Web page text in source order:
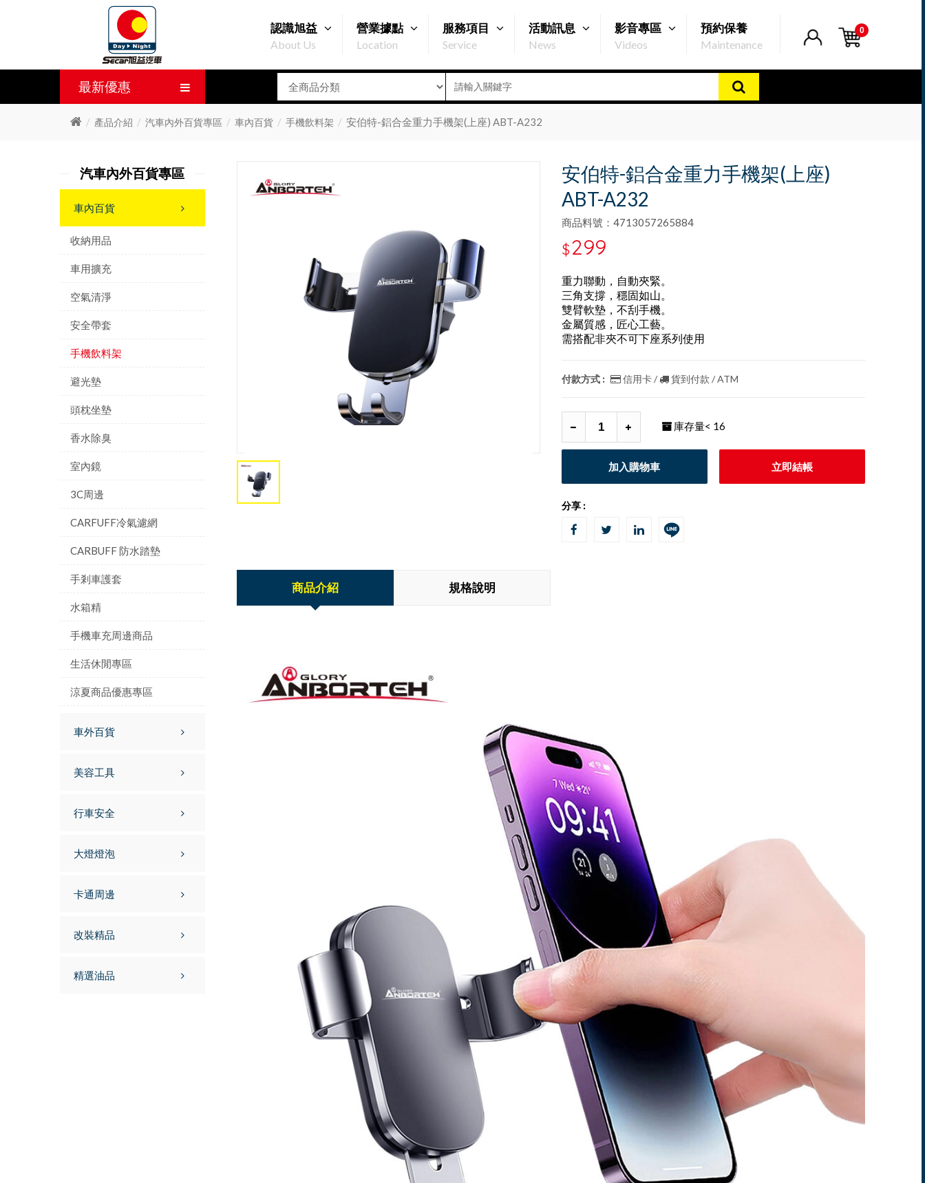
0
認識旭益
About Us
營業據點
Location
服務項目
Service
活動訊息
News
影音專區
Videos
預約保養
Maintenance
最新優惠
產品介紹 汽車內外百貨專區 車內百貨 手機飲料架 安伯特-鋁合金重力手機架(上座) ABT-A232
安伯特-鋁合金重力手機架(上座)
ABT-A232
商品料號：4713057265884
$299
重力聯動，自動夾緊。
三角支撐，穩固如山。
雙臂軟墊，不刮手機。
金屬質感，匠心工藝。
需搭配非夾不可下座系列使用
付款方式 : 信用卡 / 貨到付款 / ATM
庫存量< 16
加入購物車 立即結帳
分享 :
商品介紹 規格說明
汽車內外百貨專區
車內百貨
收納用品
車用擴充
空氣清淨
安全帶套
手機飲料架
避光墊
頭枕坐墊
香水除臭
室內鏡
3C周邊
CARFUFF冷氣濾網
CARBUFF 防水踏墊
手剎車護套
水箱精
手機車充周邊商品
生活休閒專區
涼夏商品優惠專區
車外百貨
美容工具
行車安全
大燈燈泡
卡通周邊
改裝精品
精選油品